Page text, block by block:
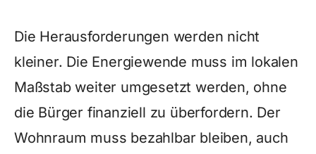
Die Herausforderungen werden nicht
kleiner. Die Energiewende muss im lokalen
Maßstab weiter umgesetzt werden, ohne
die Bürger finanziell zu überfordern. Der
Wohnraum muss bezahlbar bleiben, auch